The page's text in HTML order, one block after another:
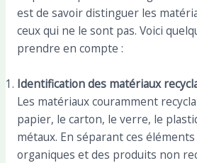
est de savoir distinguer les
ceux qui ne le sont pas. Voici
prendre en compte :
Identification des matériaux
Les matériaux couramment
papier, le carton, le verre, le
métaux. En séparant ces
organiques et des produits non